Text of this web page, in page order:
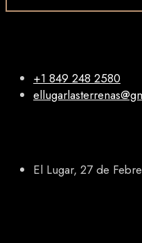
+1 849 248 2580
El Lugar, 27 de